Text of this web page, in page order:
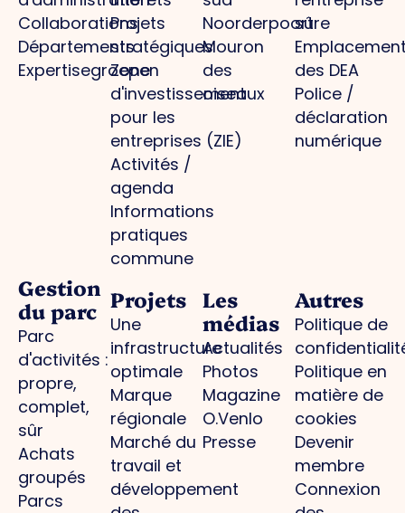
Collaborations
Départements
Expertisegroepen
Projets
stratégiques
Zone
d'investissement
pour les
entreprises (ZIE)
Activités /
agenda
Informations
pratiques
commune
Noorderpoort
Mouron
des
oiseaux
sûre
des DEA
Police /
déclaration
numérique
Gestion
du parc
Parc
d'activités :
propre,
complet,
sûr
Achats
groupés
Parcs
Projets
Une
infrastructure
optimale
Marque
régionale
Marché du
travail et
développement
Les
médias
Actualités
Photos
Magazine
O.Venlo
Presse
Autres
Politique de
Politique en
matière de
cookies
Devenir
membre
Connexion